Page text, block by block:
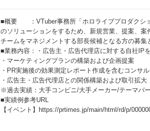
■概要 ：VTuber事務所「ホロライブプロダクシ
のソリューションをするため、新規営業、提案、案
チームをマネジメントする部長候補となる方の募集
■業務内容：・広告主・広告代理店に対する自社IP
・マーケティングプランの構築および企画提
・PR実施後の効果測定レポート作成を含むコンサ
・広告主・広告代理店との関係構築および取引
※過去実績：大手コンビニ/大手メーカー/テーマパ
■実績例参考URL
【イベント】https://prtimes.jp/main/html/rd/p/